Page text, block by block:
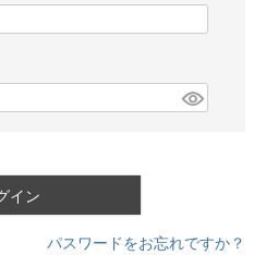
イン
パスワードをお忘れですか？